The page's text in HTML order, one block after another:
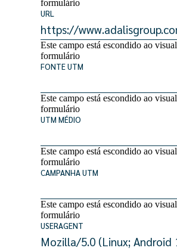
formulário
URL
Este campo está escondido ao
formulário
FONTE UTM
Este campo está escondido ao
formulário
UTM MÉDIO
Este campo está escondido ao
formulário
CAMPANHA UTM
Este campo está escondido ao
formulário
USERAGENT